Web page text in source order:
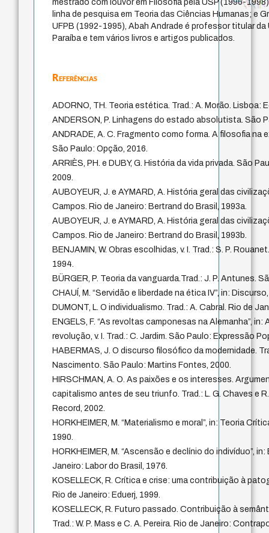
mestrado com louvor em Filosofia pela USP (1996-
linha de pesquisa em Teoria das Ciências Humanas; e
UFPB (1992-1995), Abah Andrade é professor titular da
Paraíba e tem vários livros e artigos publicados.
Referências
ADORNO, TH. Teoria estética. Trad.: A. Morão. Lisboa:
ANDERSON, P. Linhagens do estado absolutista. São
ANDRADE, A. C. Fragmento como forma. A filosofia na
São Paulo: Opção, 2016.
ARRIÈS, PH. e DUBY, G. História da vida privada. São
2009.
AUBOYEUR, J. e AYMARD, A. História geral das
Campos. Rio de Janeiro: Bertrand do Brasil, 1993a.
AUBOYEUR, J. e AYMARD, A. História geral das
Campos. Rio de Janeiro: Bertrand do Brasil, 1993b.
BENJAMIN, W. Obras escolhidas, v. I. Trad.: S. P.
1994.
BÜRGER, P. Teoria da vanguarda.Trad.: J. P. Antunes.
CHAUÍ, M. “Servidão e liberdade na ética IV”, in:
DUMONT, L. O individualismo. Trad.: A. Cabral. Rio de
ENGELS, F. “As revoltas camponesas na Alemanha”,
revolução, v. I. Trad.: C. Jardim. São Paulo: Expressão
HABERMAS, J. O discurso filosófico da modernidade.
Nascimento. São Paulo: Martins Fontes, 2000.
HIRSCHMAN, A. O. As paixões e os interesses.
capitalismo antes de seu triunfo. Trad.: L. G. Chaves e
Record, 2002.
HORKHEIMER, M. “Materialismo e moral”, in: Teoria
1990.
HORKHEIMER, M. “Ascensão e declínio do indivíduo”,
Janeiro: Labor do Brasil, 1976.
KOSELLECK, R. Crítica e crise: uma contribuição à
Rio de Janeiro: Eduerj, 1999.
KOSELLECK, R. Futuro passado. Contribuição à
Trad.: W. P. Mass e C. A. Pereira. Rio de Janeiro:
perdón violencia
desejo mind
therapy